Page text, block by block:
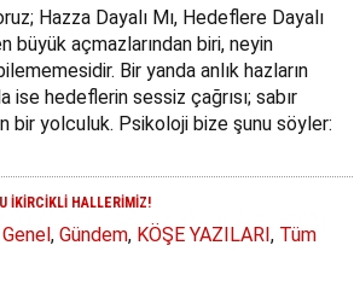
Hazza Dayalı Mı, Hedeflere Dayalı
büyük açmazlarından biri, neyin
Bir yanda anlık hazların
ise hedeflerin sessiz çağrısı; sabır
bir yolculuk. Psikoloji bize şunu söyler:
İKİRCİKLİ HALLERİMİZ!
Genel, Gündem, KÖŞE YAZILARI, Tüm